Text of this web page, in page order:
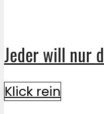
Jeder will nur
Klick rein